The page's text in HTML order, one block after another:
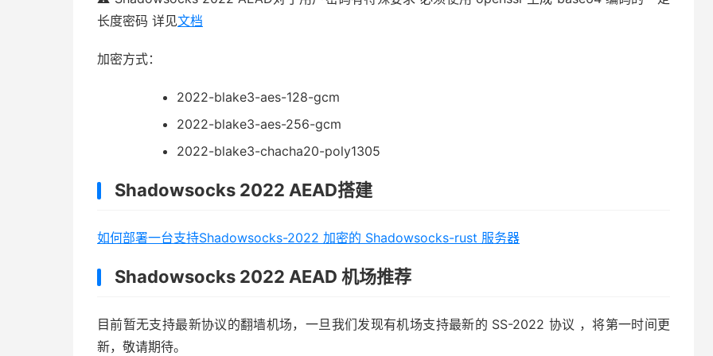
长度密码 详见文档
加密方式：
2022-blake3-aes-128-gcm
2022-blake3-aes-256-gcm
2022-blake3-chacha20-poly1305
Shadowsocks 2022 AEAD搭建
如何部署一台支持Shadowsocks-2022 加密的 Shadowsocks-rust 服务器
Shadowsocks 2022 AEAD 机场推荐
目前暂无支持最新协议的翻墙机场，一旦我们发现有机场支持最新的 SS-2022 协议 ，将第一时间更
新，敬请期待。